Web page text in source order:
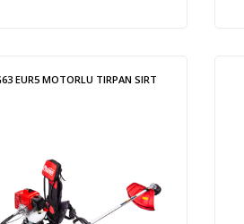
EUR5 MOTORLU TIRPAN SIRT